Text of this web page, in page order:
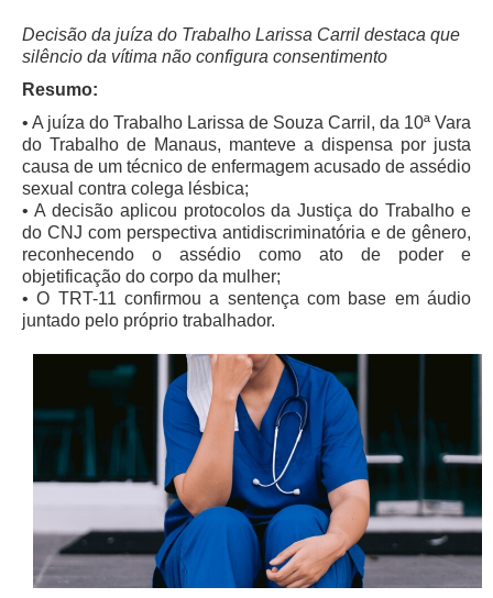
Sustentabilidade
Acessibilidade
LGPD
Legislação
Acórdãos
Atos Administrativos
Biblioteca Digital
Código de Ética dos Servidores
Diário Eletrônico JT
Diário Oficial
Eliminação de Autos
Ementário
Manual de Redação
Produtividade dos magistrados
Decisão da juíza do Trabalho Larissa Carril destaca que
silêncio da vítima não configura consentimento
Resumo:
• A juíza do Trabalho Larissa de Souza Carril, da 10ª Vara
do Trabalho de Manaus, manteve a dispensa por justa
causa de um técnico de enfermagem acusado de assédio
sexual contra colega lésbica;
• A decisão aplicou protocolos da Justiça do Trabalho e
do CNJ com perspectiva antidiscriminatória e de gênero,
reconhecendo o assédio como ato de poder e
objetificação do corpo da mulher;
• O TRT-11 confirmou a sentença com base em áudio
juntado pelo próprio trabalhador.